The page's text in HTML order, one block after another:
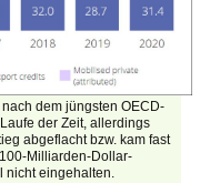
dem jüngsten OECD-
der Zeit, allerdings
abgeflacht bzw. kam fast
Milliarden-Dollar-
nicht eingehalten.